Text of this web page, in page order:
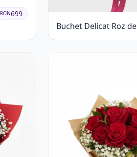
RON699
Buchet Delicat Roz de
primăvară